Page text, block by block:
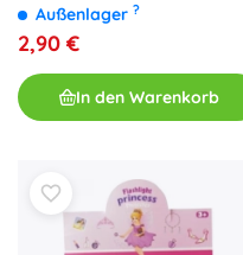
Außenlager ?
2,90 €
In den Warenkorb